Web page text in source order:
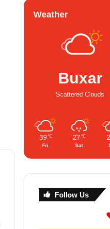
Weather
Buxar
Scattered Clouds
39 ℃
Fri
27 ℃
Sat
Follow Us